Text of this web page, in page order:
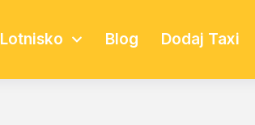
Lotnisko Blog Dodaj Taxi